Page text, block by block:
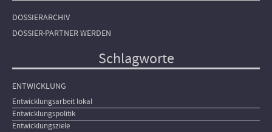
DOSSIERARCHIV
DOSSIER-PARTNER WERDEN
Schlagworte
ENTWICKLUNG
Entwicklungsarbeit lokal
Entwicklungspolitik
Entwicklungsziele